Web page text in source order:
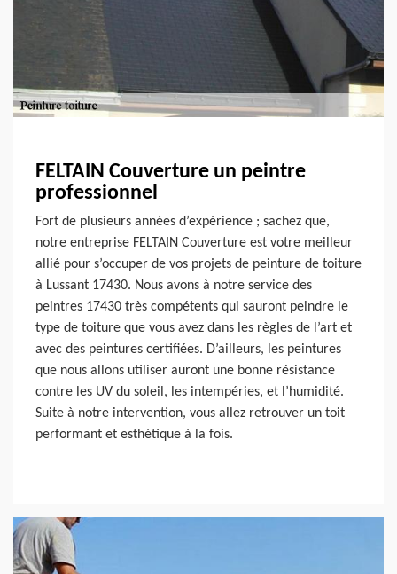
FELTAIN Couverture un peintre
professionnel
Fort de plusieurs années d’expérience ; sachez que,
notre entreprise FELTAIN Couverture est votre meilleur
allié pour s’occuper de vos projets de peinture de toiture
à Lussant 17430. Nous avons à notre service des
peintres 17430 très compétents qui sauront peindre le
type de toiture que vous avez dans les règles de l’art et
avec des peintures certifiées. D’ailleurs, les peintures
que nous allons utiliser auront une bonne résistance
contre les UV du soleil, les intempéries, et l’humidité.
Suite à notre intervention, vous allez retrouver un toit
performant et esthétique à la fois.